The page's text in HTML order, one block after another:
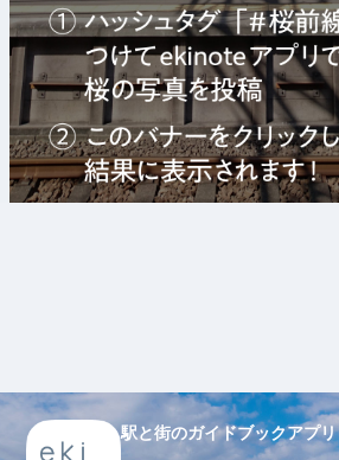
駅と街のガイドブックアプリ